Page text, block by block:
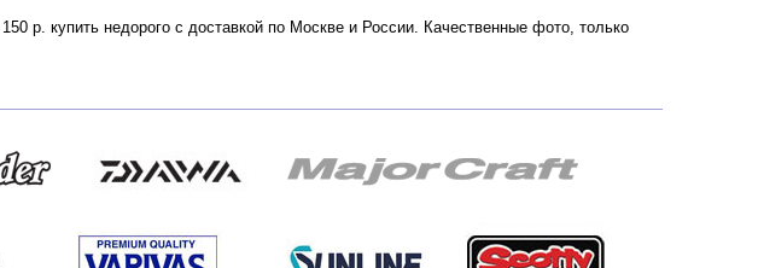
р. купить недорого с доставкой по Москве и России. Качественные фото, только